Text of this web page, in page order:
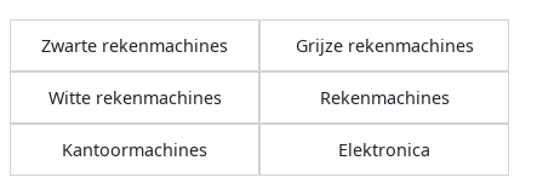
Zwarte rekenmachines Grijze rekenmachines
Witte rekenmachines Rekenmachines
Kantoormachines Elektronica